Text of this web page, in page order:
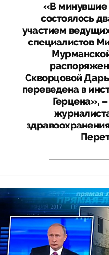
«В минувшие
состоялось
участием
специалистов
Скворцовой
переведена в
Герцена»,